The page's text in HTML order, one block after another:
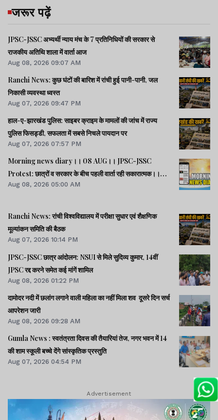
जरूर पढ़ें
JPSC-JSSC अभ्यर्थी न्याय मंच के 7 प्रतिनिधियों की सरकार से
राजकीय अतिथि शाला में वार्ता आज
Aug 08, 2026 09:07 AM
Ranchi News: कुछ घंटों की बारिश में रांची हुई पानी-पानी, जल
निकासी व्यवस्था ध्वस्त
Aug 07, 2026 09:47 PM
हाल-ए-झारखंड पुलिस: साइबर क्राइम के मामलों की जांच में राज्य
पुलिस फिसड्डी, सफलता में सबसे निचले पायदान पर
Aug 07, 2026 07:57 PM
Morning news diary।। 08 AUG।। JPSC-JSSC
Protest: छात्रों व सरकार के बीच पहली वार्ता रही सकारात्मक।।
साइबर क्राइम मामलों की जांच में झारखंड पुलिस फिसड्डी।।संसद में
Aug 08, 2026 05:00 AM
Ranchi News: रांची विश्वविद्यालय में परीक्षा सुधार एवं शैक्षणिक
मूल्यांकन समिति की बैठक
Aug 07, 2026 10:14 PM
JPSC-JSSC छात्र आंदोलन: NSUI से मिले सुदिव्य कुमार, 14वीं
JPSC रद्द करने समेत कई मांगें शामिल
Aug 08, 2026 01:22 PM
दामोदर नदी में छलांग लगाने वाली महिला का नहीं मिला शव दूसरे दिन सर्च
आपरेशन जारी
Aug 08, 2026 09:28 AM
Gumla News : स्वतंत्रता दिवस की तैयारियां तेज, नगर भवन में 14
की शाम स्कूली बच्चे देंगे सांस्कृतिक प्रस्तुति
Aug 07, 2026 04:54 PM
Advertisement